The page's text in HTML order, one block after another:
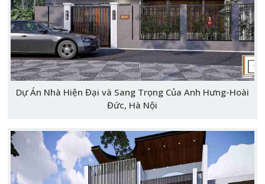
Dự Án Nhà Hiện Đại và Sang Trọng Của Anh Hưng-Hoài
Đức, Hà Nội